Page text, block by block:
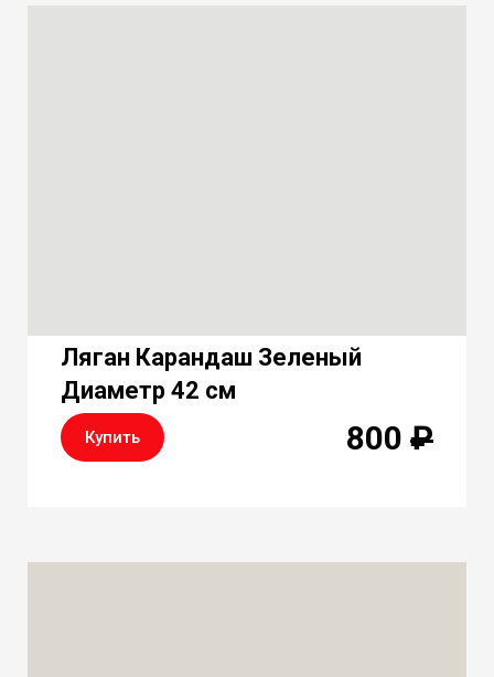
Ляган Карандаш Зеленый
Диаметр 42 см
Купить 800 ₽